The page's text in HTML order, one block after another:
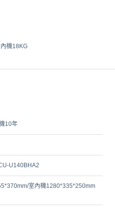
機18KG
10年
U140BHA2
室內機1280*335*250mm